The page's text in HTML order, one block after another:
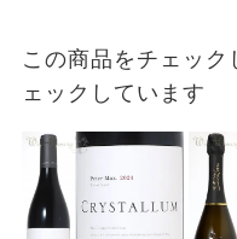
この商品をチェッ
ェックしています